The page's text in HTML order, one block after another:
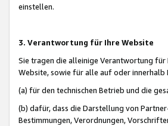
einstellen.
3. Verantwortung für Ihre Website
Sie tragen die alleinige Verantwortung für
Website, sowie für alle auf oder
(a) für den technischen Betrieb und die
(b) dafür, dass die Darstellung von
Bestimmungen, Verordnungen,